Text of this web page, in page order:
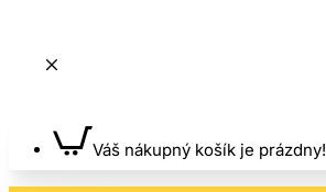
Váš nákupný košík je prázdny!